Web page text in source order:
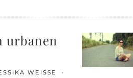
urbanen
WEISSE